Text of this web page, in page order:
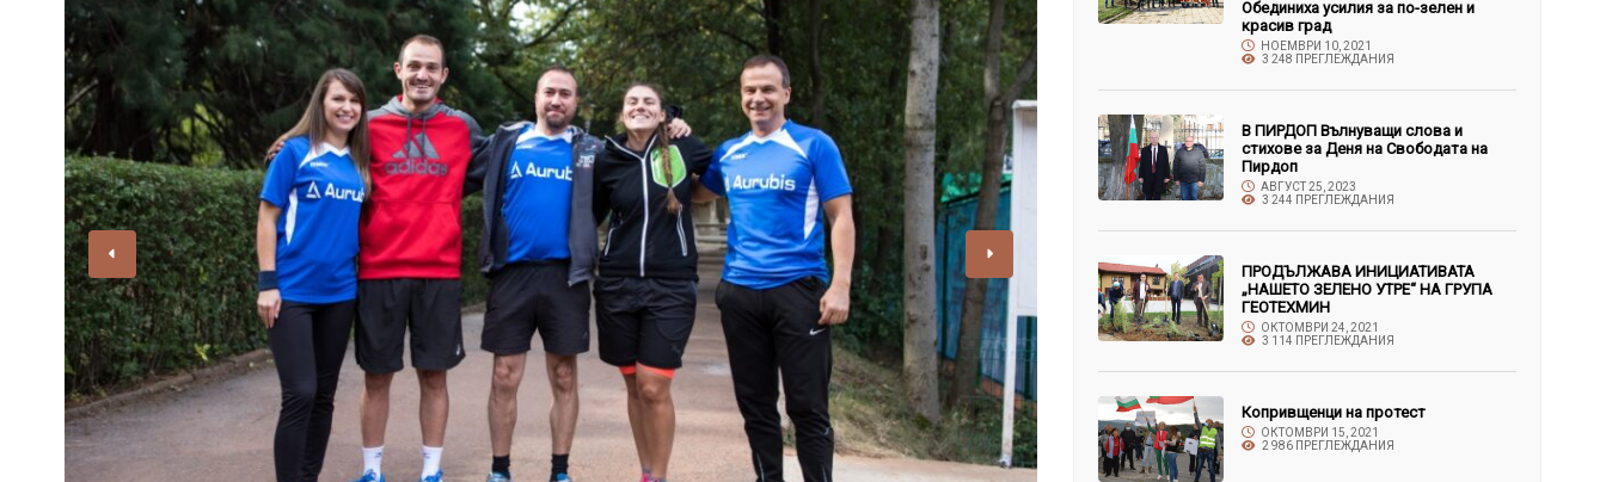
Обединиха усилия за по-зелен и
красив град
НОЕМВРИ 10, 2021
3 248 ПРЕГЛЕЖДАНИЯ
В ПИРДОП Вълнуващи слова и
стихове за Деня на Свободата на
Пирдоп
АВГУСТ 25, 2023
3 244 ПРЕГЛЕЖДАНИЯ
ПРОДЪЛЖАВА ИНИЦИАТИВАТА
„НАШЕТО ЗЕЛЕНО УТРЕ“ НА ГРУПА
ГЕОТЕХМИН
ОКТОМВРИ 24, 2021
3 114 ПРЕГЛЕЖДАНИЯ
Копривщенци на протест
ОКТОМВРИ 15, 2021
2 986 ПРЕГЛЕЖДАНИЯ